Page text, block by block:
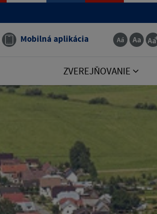
Mobilná aplikácia
ZVEREJŇOVANIE